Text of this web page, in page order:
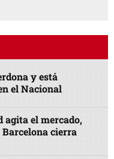
y está
el Nacional
agita el mercado,
cierra